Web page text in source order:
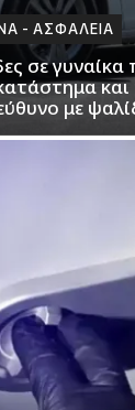
- ΑΣΦΑΛΕΙΑ
σε γυναίκα
και
με